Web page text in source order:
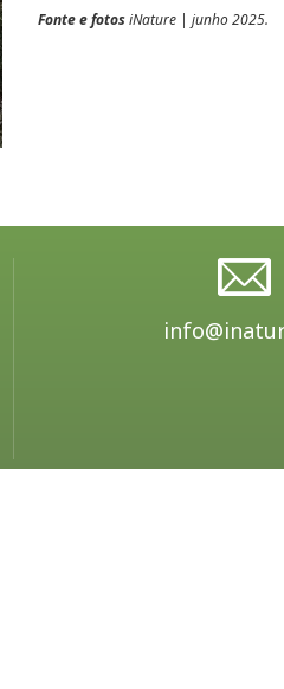
Fonte e fotosiNature | junho 2025.